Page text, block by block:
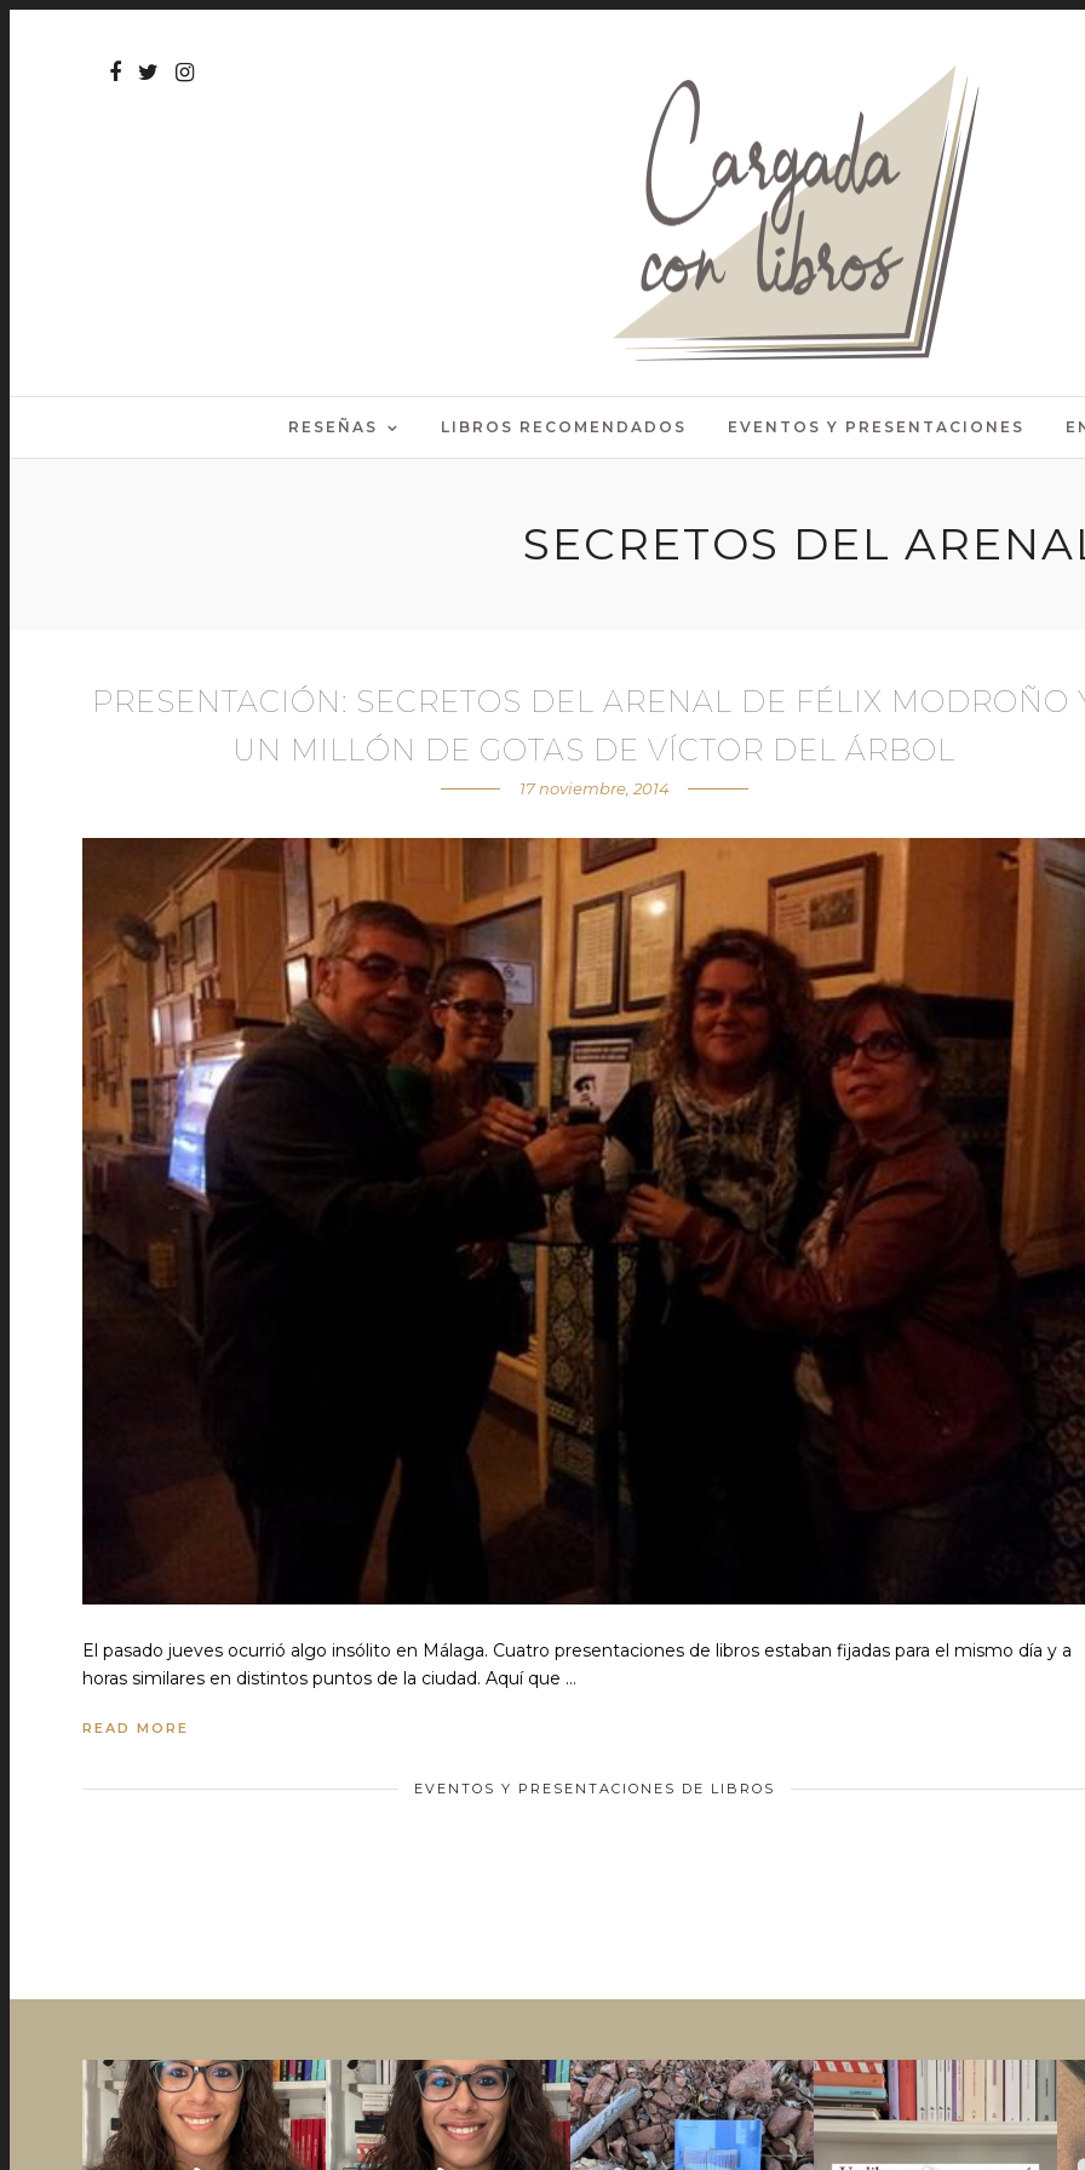
RESEÑAS LIBROS RECOMENDADOS EVENTOS Y PRESENTACIONES
SECRETOS DEL
PRESENTACIÓN: SECRETOS DEL ARENAL DE FÉLIX MODROÑO
UN MILLÓN DE GOTAS DE VÍCTOR DEL ÁRBOL
17 noviembre, 2014
El pasado jueves ocurrió algo insólito en Málaga. Cuatro presentaciones de libros estaban fijadas para el mismo día y a
horas similares en distintos puntos de la ciudad. Aquí que …
READ MORE
EVENTOS Y PRESENTACIONES DE LIBROS